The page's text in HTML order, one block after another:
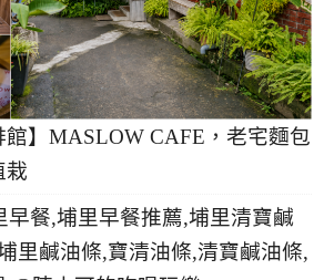
館】MASLOW CAFE，老宅麵包
栽